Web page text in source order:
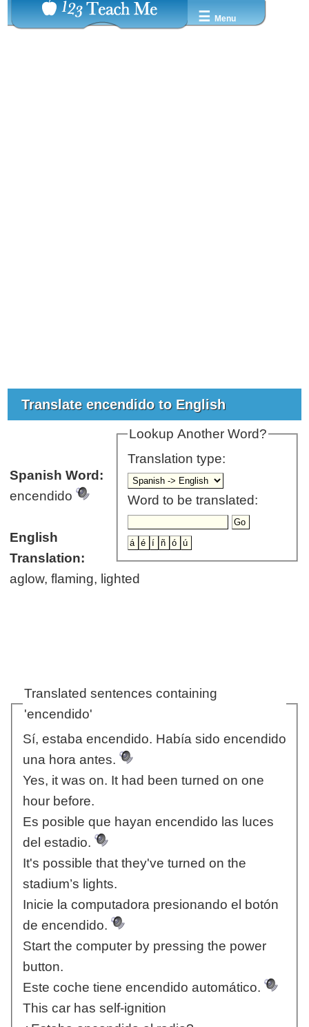
☰ Menu
Translate encendido to English
Lookup Another Word?
Translation type:
Word to be translated:
Spanish Word:
encendido
English
Translation:
aglow, flaming, lighted
Translated sentences containing
'encendido'
Sí, estaba encendido. Había sido encendido
una hora antes.
Yes, it was on. It had been turned on one
hour before.
Es posible que hayan encendido las luces
del estadio.
It's possible that they've turned on the
stadium’s lights.
Inicie la computadora presionando el botón
de encendido.
Start the computer by pressing the power
button.
Este coche tiene encendido automático.
This car has self-ignition